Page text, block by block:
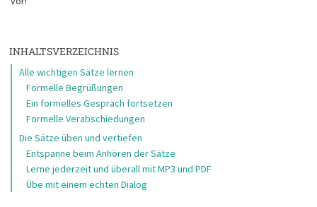
INHALTSVERZEICHNIS
Alle wichtigen Sätze lernen
Formelle Begrüßungen
Ein formelles Gespräch fortsetzen
Formelle Verabschiedungen
Die Sätze üben und vertiefen
Entspanne beim Anhören der Sätze
Lerne jederzeit und überall mit MP3 und PDF
Übe mit einem echten Dialog